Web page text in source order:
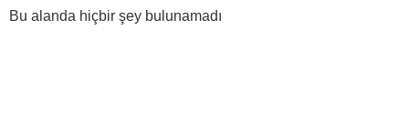
Bu alanda hiçbir şey bulunamadı